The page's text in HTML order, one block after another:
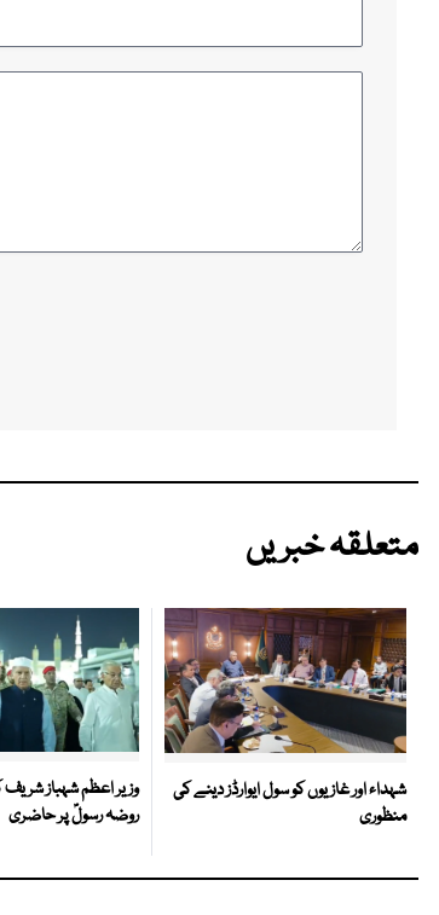
متعلقہ خبریں
شہداء اور غازیوں کو سول ایوارڈز دینے کی
منظوری
وزیر اعظم شہباز
روضہ رسولؐ پر حاضری